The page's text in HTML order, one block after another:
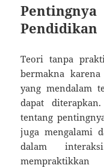
Pendidikan
Teori tanpa
bermakna
yang mendalam
dapat
tentang
juga mengalami
dalam